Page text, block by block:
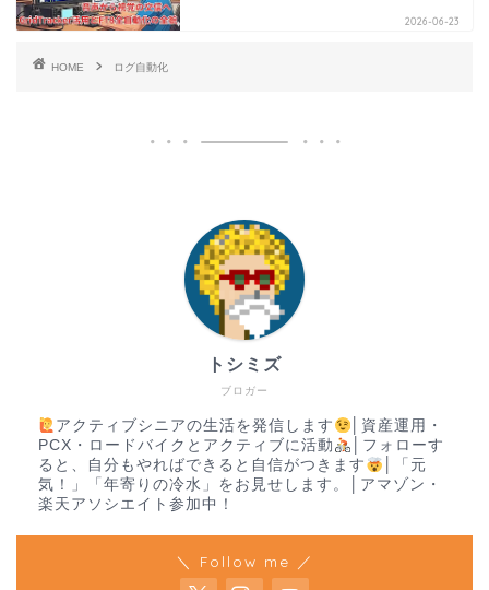
2026-06-23
HOME ログ自動化
ブロガー
トシミズ
アクティブシニアの生活を発信します
│資産運用・
PCX・ロードバイクとアクティブに活動
│フォローす
ると、自分もやればできると自信がつきます
│「元
気！」「年寄りの冷水」をお見せします。│アマゾン・
楽天アソシエイト参加中！
＼ Follow me ／